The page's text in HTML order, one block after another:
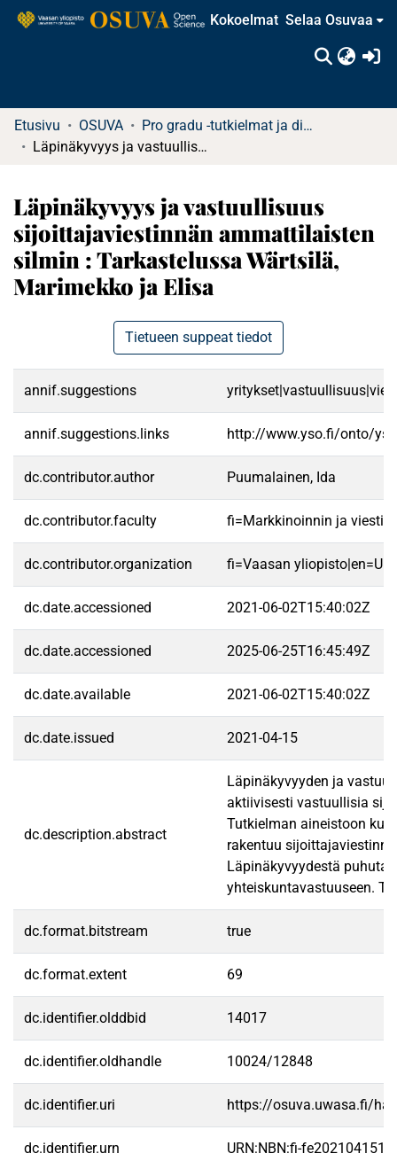
Kokoelmat Selaa Osuvaa
Etusivu OSUVA
Pro gradu -tutkielmat ja diplomityöt
Läpinäkyvyys ja vastuullisuus sijoittajaviestinnän ammattilaisten silmin : Tarkastelussa Wärtsilä, Marimekko ja Elisa
Läpinäkyvyys ja vastuullisuus
sijoittajaviestinnän ammattilaisten
silmin : Tarkastelussa Wärtsilä,
Marimekko ja Elisa
Tietueen suppeat tiedot
annif.suggestions
annif.suggestions.links http://www.yso.fi/onto/
dc.contributor.author Puumalainen, Ida
dc.contributor.faculty fi=Markkinoinnin ja
dc.contributor.organization fi=Vaasan
dc.date.accessioned 2021-06-02T15:40:02Z
dc.date.accessioned 2025-06-25T16:45:49Z
dc.date.available 2021-06-02T15:40:02Z
dc.date.issued 2021-04-15
dc.description.abstract
Läpinäkyvyyden ja
aktiivisesti vastuullisia
Tutkielman aineistoon
rakentuu
Läpinäkyvyydestä
yhteiskuntavastuuseen.
dc.format.bitstream true
dc.format.extent 69
dc.identifier.olddbid 14017
dc.identifier.oldhandle 10024/12848
dc.identifier.uri https://osuva.uwasa.fi/
dc.identifier.urn URN:NBN:fi-